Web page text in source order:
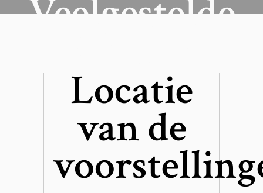
Bestellen
Veelgestelde
Locatie
van de